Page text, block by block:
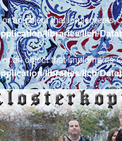
an object that implements
libraries/Ilch/
an object that implements
libraries/Ilch/